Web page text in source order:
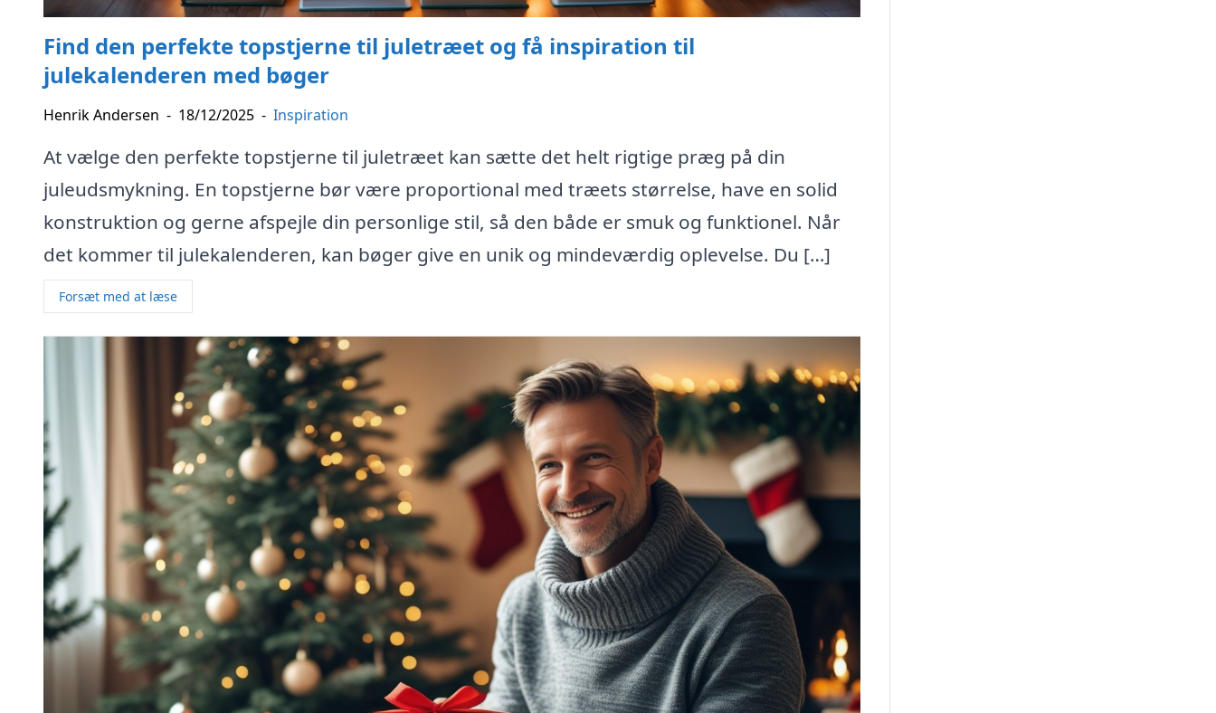
Find den perfekte topstjerne til juletræet og få inspiration til
julekalenderen med bøger
Henrik Andersen - 18/12/2025 - Inspiration
At vælge den perfekte topstjerne til juletræet kan sætte det helt rigtige præg på din
juleudsmykning. En topstjerne bør være proportional med træets størrelse, have en solid
konstruktion og gerne afspejle din personlige stil, så den både er smuk og funktionel. Når
det kommer til julekalenderen, kan bøger give en unik og mindeværdig oplevelse. Du […]
Forsæt med at læse